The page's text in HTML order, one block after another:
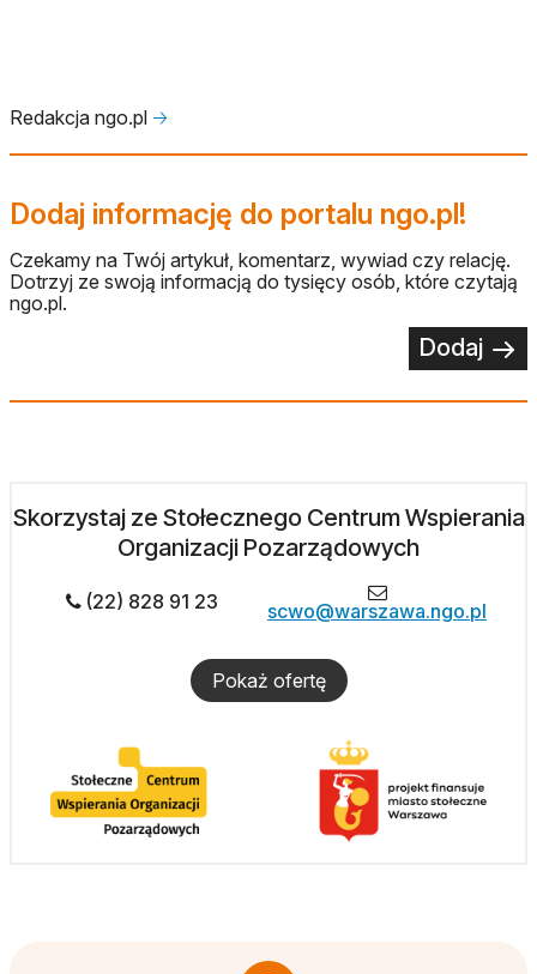
Redakcja ngo.pl 🡢
Dodaj informację do portalu ngo.pl!
Czekamy na Twój artykuł, komentarz, wywiad czy relację.
Dotrzyj ze swoją informacją do tysięcy osób, które czytają
ngo.pl.
Dodaj
Skorzystaj ze Stołecznego Centrum Wspierania
Organizacji Pozarządowych
(22) 828 91 23 scwo@warszawa.ngo.pl
Pokaż ofertę